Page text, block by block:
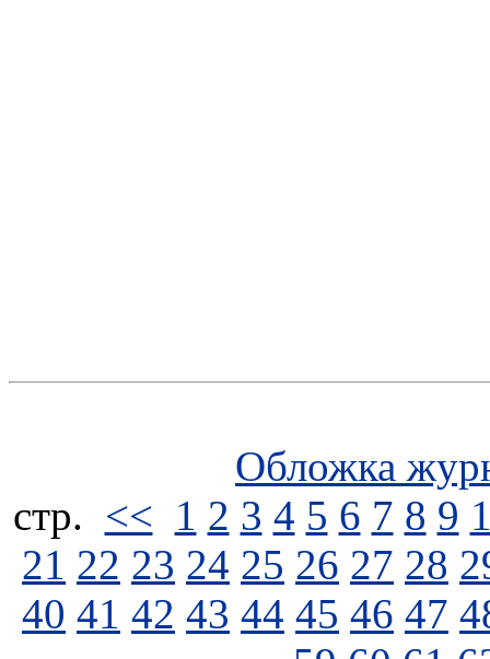
Обложка
стp. << 1 2 3 4 5 6 7 8 9
21 22 23 24 25 26 27 28
40 41 42 43 44 45 46 47